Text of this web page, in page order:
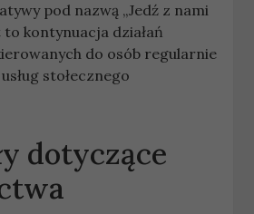
pod nazwą „Jedź z nami
to kontynuacja działań
do osób regularnie
stołecznego
dotyczące